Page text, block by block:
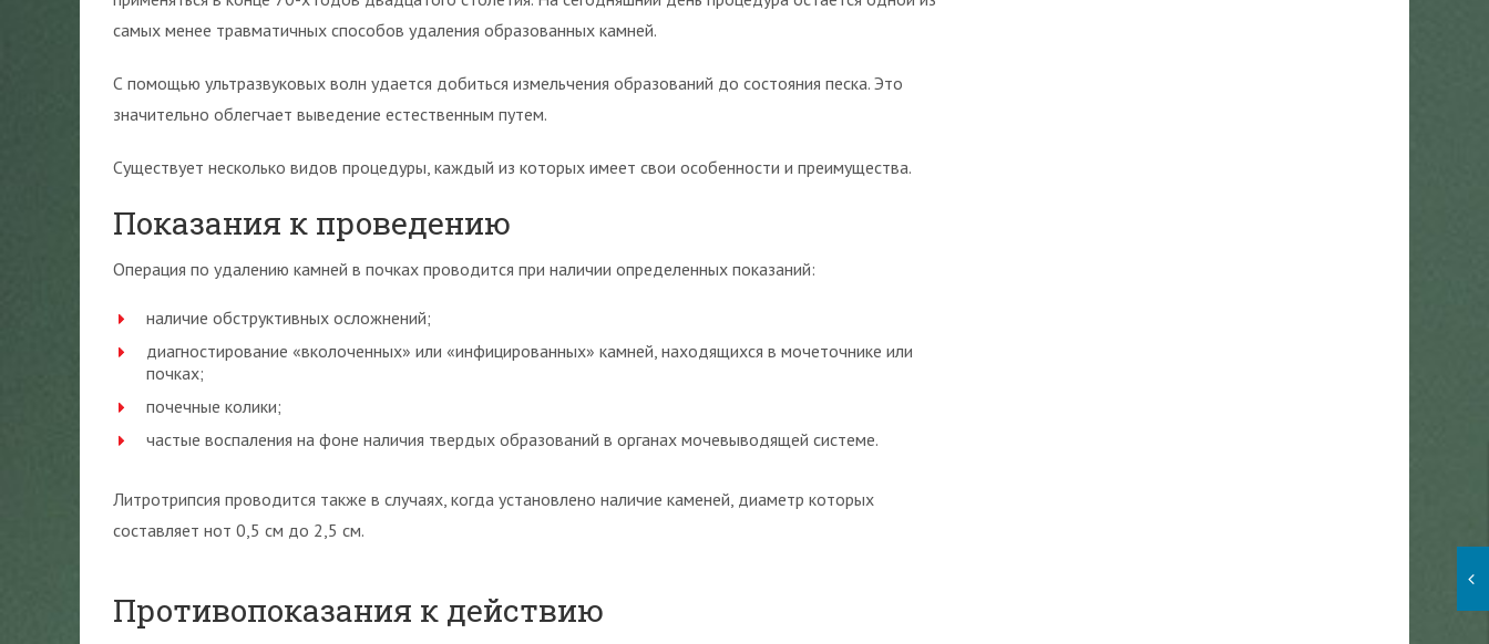
самых менее травматичных способов удаления образованных камней.
С помощью ультразвуковых волн удается добиться измельчения образований до состояния песка. Это
значительно облегчает выведение естественным путем.
Существует несколько видов процедуры, каждый из которых имеет свои особенности и преимущества.
Показания к проведению
Операция по удалению камней в почках проводится при наличии определенных показаний:
наличие обструктивных осложнений;
диагностирование «вколоченных» или «инфицированных» камней, находящихся в мочеточнике или
почках;
почечные колики;
частые воспаления на фоне наличия твердых образований в органах мочевыводящей системе.
Литротрипсия проводится также в случаях, когда установлено наличие каменей, диаметр которых
составляет нот 0,5 см до 2,5 см.
Противопоказания к действию